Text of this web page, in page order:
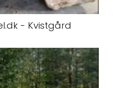
- Kvistgård